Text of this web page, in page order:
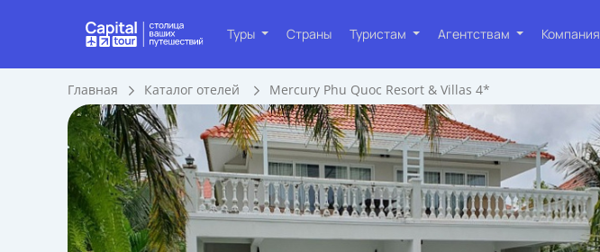
Туры Страны Туристам Агентствам Компания
Главная Каталог отелей Mercury Phu Quoc Resort & Villas 4*